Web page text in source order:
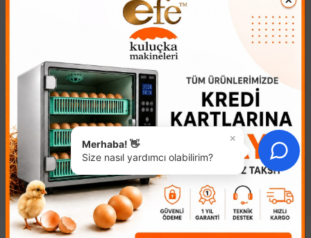
Civciv Suluk Sert Plastik ile
üretilen civciv suluk çeşitleri ve
çeşitli ürünler satılan ucuz
civciv suluk fiyatları ile
bütçenize uygun civ..
Hindi Sulukları
Hindi sulukları 4 litre su
almaktadır ve dolu olduğunda
epey hindi sulama imkanı
verecektir. Hindi sulukları
fiyatları ile piyasada en ucuz ..
×
Merhaba! 👋
Size nasıl yardımcı olabilirim?